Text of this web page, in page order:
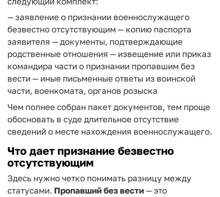
— заявление о признании военнослужащего
безвестно отсутствующим — копию паспорта
заявителя — документы, подтверждающие
родственные отношения — извещение или приказ
командира части о признании пропавшим без
вести — иные письменные ответы из воинской
части, военкомата, органов розыска
Чем полнее собран пакет документов, тем проще
обосновать в суде длительное отсутствие
сведений о месте нахождения военнослужащего.
Что дает признание безвестно
отсутствующим
Здесь нужно четко понимать разницу между
статусами. Пропавший без вести— это